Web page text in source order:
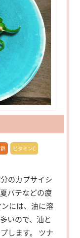
ビタミンC
のカプサイシ
バテなどの疲
には、油に溶
いので、油と
します。 ツナ